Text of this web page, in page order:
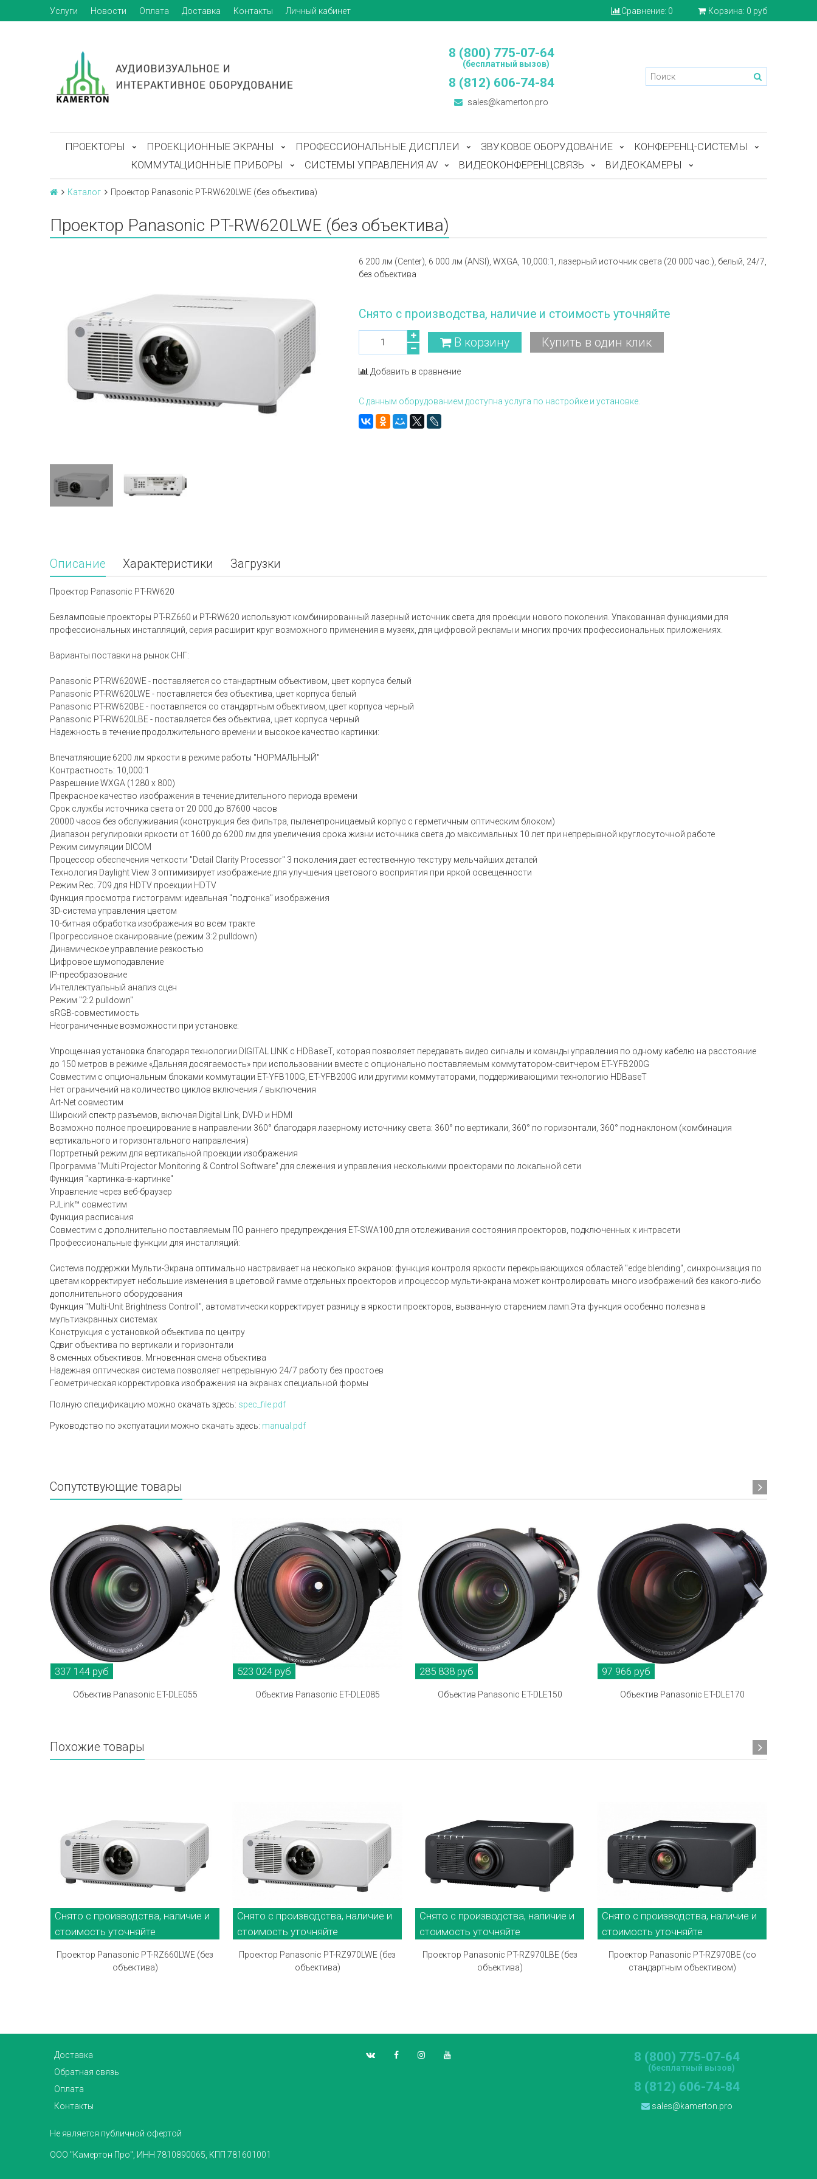
Услуги Новости Оплата Доставка Контакты Личный кабинет Сравнение: 0 Корзина: 0 руб
8 (800) 775-07-64
(бесплатный вызов)
8 (812) 606-74-84
sales@kamerton.pro
ПРОЕКТОРЫ ПРОЕКЦИОННЫЕ ЭКРАНЫ ПРОФЕССИОНАЛЬНЫЕ ДИСПЛЕИ ЗВУКОВОЕ ОБОРУДОВАНИЕ
КОНФЕРЕНЦ-СИСТЕМЫ
КОММУТАЦИОННЫЕ ПРИБОРЫ
СИСТЕМЫ УПРАВЛЕНИЯ AV ВИДЕОКОНФЕРЕНЦСВЯЗЬ ВИДЕОКАМЕРЫ
Каталог Проектор Panasonic PT-RW620LWE (без объектива)
Проектор Panasonic PT-RW620LWE (без объектива)
6 200 лм (Center), 6 000 лм (ANSI), WXGA, 10,000:1, лазерный источник света (20 000 час.), белый, 24/7,
без объектива
Снято с производства, наличие и стоимость уточняйте
В корзину Купить в один клик
Добавить в сравнение
С данным оборудованием доступна услуга по настройке и установке.
Описание Характеристики Загрузки
Проектор Panasonic PT-RW620
Безламповые проекторы PT-RZ660 и PT-RW620 используют комбинированный лазерный источник света для проекции нового поколения. Упакованная функциями для
профессиональных инсталляций, серия расширит круг возможного применения в музеях, для цифровой рекламы и многих прочих профессиональных приложениях.
Варианты поставки на рынок СНГ:
Panasonic PT-RW620WE - поставляется со стандартным объективом, цвет корпуса белый
Panasonic PT-RW620LWE - поставляется без объектива, цвет корпуса белый
Panasonic PT-RW620BE - поставляется со стандартным объективом, цвет корпуса черный
Panasonic PT-RW620LBE - поставляется без объектива, цвет корпуса черный
Надежность в течение продолжительного времени и высокое качество картинки:
Впечатляющие 6200 лм яркости в режиме работы "НОРМАЛЬНЫЙ"
Контрастность: 10,000:1
Разрешение WXGA (1280 x 800)
Прекрасное качество изображения в течение длительного периода времени
Срок службы источника света от 20 000 до 87600 часов
20000 часов без обслуживания (конструкция без фильтра, пыленепроницаемый корпус с герметичным оптическим блоком)
Диапазон регулировки яркости от 1600 до 6200 лм для увеличения срока жизни источника света до максимальных 10 лет при непрерывной круглосуточной работе
Режим симуляции DICOM
Процессор обеспечения четкости "Detail Clarity Processor" 3 поколения дает естественную текстуру мельчайших деталей
Технология Daylight View 3 оптимизирует изображение для улучшения цветового восприятия при яркой освещенности
Режим Rec. 709 для HDTV проекции HDTV
Функция просмотра гистограмм: идеальная "подгонка" изображения
3D-cистема управления цветом
10-битная обработка изображения во всем тракте
Прогрессивное сканирование (режим 3:2 pulldown)
Динамическое управление резкостью
Цифровое шумоподавление
IP-преобразование
Интеллектуальный анализ сцен
Режим "2:2 pulldown"
sRGB-совместимость
Неограниченные возможности при установке:
Упрощенная установка благодаря технологии DIGITAL LINK c HDBaseT, которая позволяет передавать видео сигналы и команды управления по одному кабелю на расстояние
до 150 метров в режиме «Дальняя досягаемость» при использовании вместе с опционально поставляемым коммутатором-свитчером ET-YFB200G
Совместим с опциональным блоками коммутации ET-YFB100G, ET-YFB200G или другими коммутаторами, поддерживающими технологию HDBaseT
Нет ограничений на количество циклов включения / выключения
Art-Net совместим
Широкий спектр разъемов, включая Digital Link, DVI-D и HDMI
Возможно полное проецирование в направлении 360° благодаря лазерному источнику света: 360° по вертикали, 360° по горизонтали, 360° под наклоном (комбинация
вертикального и горизонтального направления)
Портретный режим для вертикальной проекции изображения
Программа "Multi Projector Monitoring & Control Software" для слежения и управления несколькими проекторами по локальной сети
Функция "картинка-в-картинке"
Управление через веб-браузер
PJLink™ совместим
Функция расписания
Совместим с дополнительно поставляемым ПО раннего предупреждения ET-SWA100 для отслеживания состояния проекторов, подключенных к интрасети
Профессиональные функции для инсталляций:
Система поддержки Мульти-Экрана оптимально настраивает на несколько экранов: функция контроля яркости перекрывающихся областей "edge blending", синхронизация по
цветам корректирует небольшие изменения в цветовой гамме отдельных проекторов и процессор мульти-экрана может контролировать много изображений без какого-либо
дополнительного оборудования
Функция "Multi-Unit Brightness Controll", автоматически корректирует разницу в яркости проекторов, вызванную старением ламп.Эта функция особенно полезна в
мультиэкранных системах
Конструкция с установкой объектива по центру
Сдвиг объектива по вертикали и горизонтали
8 сменных объективов. Мгновенная смена объектива
Надежная оптическая система позволяет непрерывную 24/7 работу без простоев
Геометрическая корректировка изображения на экранах специальной формы
Полную спецификацию можно скачать здесь: spec_file.pdf
Руководство по экспуатации можно скачать здесь: manual.pdf
Сопутствующие товары
337 144 руб
Объектив Panasonic ET-DLE055
523 024 руб
Объектив Panasonic ET-DLE085
285 838 руб
Объектив Panasonic ET-DLE150
97 966 руб
Объектив Panasonic ET-DLE170
Похожие товары
Снято с производства, наличие и
стоимость уточняйте
Проектор Panasonic PT-RZ660LWE (без
объектива)
Снято с производства, наличие и
стоимость уточняйте
Проектор Panasonic PT-RZ970LWE (без
объектива)
Снято с производства, наличие и
стоимость уточняйте
Проектор Panasonic PT-RZ970LBE (без
объектива)
Снято с производства, наличие и
стоимость уточняйте
Проектор Panasonic PT-RZ970BE (со
стандартным объективом)
Доставка
Обратная связь
Оплата
Контакты
8 (800) 775-07-64
(бесплатный вызов)
8 (812) 606-74-84
sales@kamerton.pro
Не является публичной офертой
ООО "Камертон Про", ИНН 7810890065, КПП 781601001